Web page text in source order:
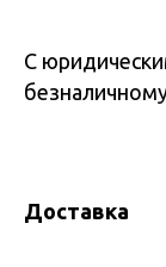
С
Доставка